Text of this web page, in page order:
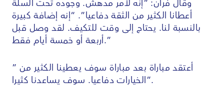
وقال فران: “إنه لأمر مدهش. وجوده تحت السلة
أعطانا الكثير من الثقة دفاعيا”. “إنه إضافة كبيرة
بالنسبة لنا. يحتاج إلى وقت للتكيف. لقد وصل قبل
أربعة أو خمسة أيام فقط.”
” أعتقد مباراة بعد مباراة سوف يعطينا الكثير من
الخيارات دفاعيا. سوف يساعدنا كثيرا”.